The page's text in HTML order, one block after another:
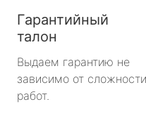
Гарантийный
талон
Выдаем гарантию не
зависимо от сложности
работ.